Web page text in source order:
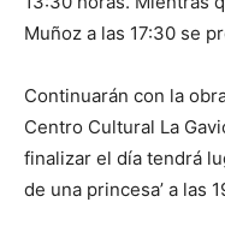
Muñoz a las 17:30 se
Continuarán con la
Centro Cultural La
finalizar el día tendrá
de una princesa’ a las